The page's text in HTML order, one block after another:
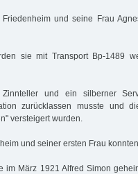
und seine Frau
sie mit Transport Bp-1489
und ein silberner
zurücklassen musste und
versteigert wurden.
und seiner ersten Frau
im März 1921 Alfred Simon